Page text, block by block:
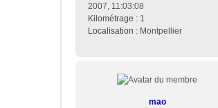
2007, 11:03:08
Kilométrage : 1
Localisation : Montpellier
mao